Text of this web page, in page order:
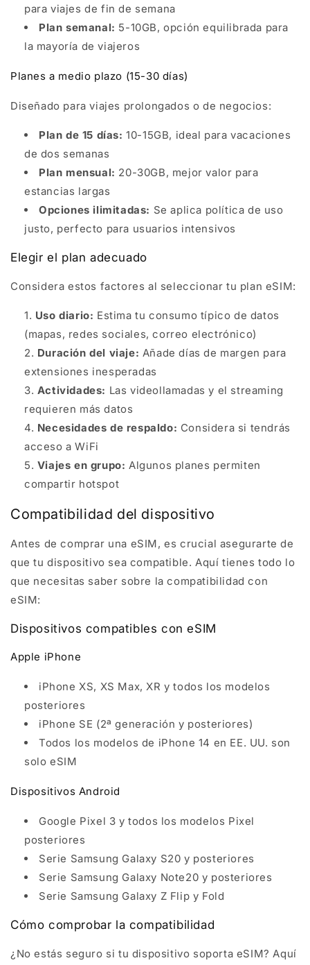
para viajes de fin de semana
Plan semanal: 5-10GB, opción equilibrada para
la mayoría de viajeros
Planes a medio plazo (15-30 días)
Diseñado para viajes prolongados o de negocios:
Plan de 15 días: 10-15GB, ideal para vacaciones
de dos semanas
Plan mensual: 20-30GB, mejor valor para
estancias largas
Opciones ilimitadas: Se aplica política de uso
justo, perfecto para usuarios intensivos
Elegir el plan adecuado
Considera estos factores al seleccionar tu plan eSIM:
Uso diario: Estima tu consumo típico de datos
(mapas, redes sociales, correo electrónico)
Duración del viaje: Añade días de margen para
extensiones inesperadas
Actividades: Las videollamadas y el streaming
requieren más datos
Necesidades de respaldo: Considera si tendrás
acceso a WiFi
Viajes en grupo: Algunos planes permiten
compartir hotspot
Compatibilidad del dispositivo
Antes de comprar una eSIM, es crucial asegurarte de
que tu dispositivo sea compatible. Aquí tienes todo lo
que necesitas saber sobre la compatibilidad con
eSIM:
Dispositivos compatibles con eSIM
Apple iPhone
iPhone XS, XS Max, XR y todos los modelos
posteriores
iPhone SE (2ª generación y posteriores)
Todos los modelos de iPhone 14 en EE. UU. son
solo eSIM
Dispositivos Android
Google Pixel 3 y todos los modelos Pixel
posteriores
Serie Samsung Galaxy S20 y posteriores
Serie Samsung Galaxy Note20 y posteriores
Serie Samsung Galaxy Z Flip y Fold
Cómo comprobar la compatibilidad
¿No estás seguro si tu dispositivo soporta eSIM? Aquí